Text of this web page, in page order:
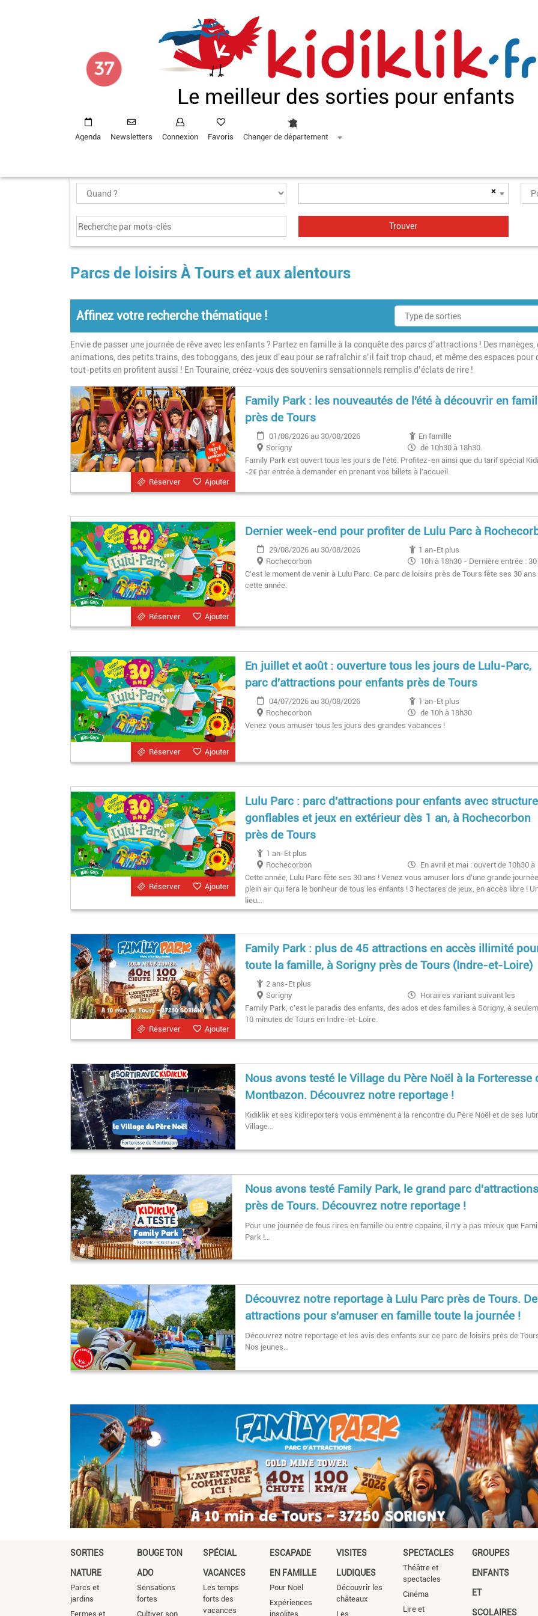
Le meilleur des sorties pour enfants
Agenda Newsletters Connexion Favoris Changer de département
×
Parcs de loisirs À Tours et aux alentours
Affinez votre recherche thématique !
Envie de passer une journée de rêve avec les enfants ? Partez en famille à la conquête des parcs d’attractions ! Des manèges,
animations, des petits trains, des toboggans, des jeux d’eau pour se rafraîchir s’il fait trop chaud, et même des espaces pour
tout-petits en profitent aussi ! En Touraine, créez-vous des souvenirs sensationnels remplis d’éclats de rire !
Ajouter
Réserver
Family Park : les nouveautés de l'été à découvrir en
près de Tours
01/08/2026 au 30/08/2026
En famille
Sorigny
de 10h30 à 18h30.
Family Park est ouvert tous les jours de l'été. Profitez-en ainsi que du tarif spécial
-2€ par entrée à demander en prenant vos billets à l'accueil.
Ajouter
Réserver
Dernier week-end pour profiter de Lulu Parc à
29/08/2026 au 30/08/2026
1 an-Et plus
Rochecorbon
10h à 18h30 - Dernière entrée : 30
min avant la fermeture
C'est le moment de venir à Lulu Parc. Ce parc de loisirs près de Tours fête ses 30 ans
cette année.
Ajouter
Réserver
En juillet et août : ouverture tous les jours de Lulu-Parc,
parc d'attractions pour enfants près de Tours
04/07/2026 au 30/08/2026
1 an-Et plus
Rochecorbon
de 10h à 18h30
Venez vous amuser tous les jours des grandes vacances !
Ajouter
Réserver
Lulu Parc : parc d'attractions pour enfants avec
gonflables et jeux en extérieur dès 1 an, à Rochecorbon
près de Tours
1 an-Et plus
Rochecorbon
En avril et mai : ouvert de 10h30 à
18h les mercredis, WE, ponts et jours
fériés
mercredis et WE
tous les jours
Cette année, Lulu Parc fête ses 30 ans ! Venez vous amuser lors d'une grande
plein air qui fera le bonheur de tous les enfants ! 3 hectares de jeux, en accès libre !
lieu…
Ajouter
Réserver
Family Park : plus de 45 attractions en accès illimité
toute la famille, à Sorigny près de Tours (Indre-et-Loire)
2 ans-Et plus
Sorigny
Horaires variant suivant les
saisons
Family Park, c'est le paradis des enfants, des ados et des familles à Sorigny, à
10 minutes de Tours en Indre-et-Loire.
Nous avons testé le Village du Père Noël à la Forteresse
Montbazon. Découvrez notre reportage !
Kidiklik et ses kidireporters vous emmènent à la rencontre du Père Noël et de ses
Village…
Nous avons testé Family Park, le grand parc
près de Tours. Découvrez notre reportage !
Pour une journée de fous rires en famille ou entre copains, il n'y a pas mieux que
Park !…
Découvrez notre reportage à Lulu Parc près de Tours.
attractions pour s'amuser en famille toute la journée !
Découvrez notre reportage et les avis des enfants sur ce parc de loisirs près de
Nos jeunes…
SORTIES
NATURE
Parcs et
jardins
Fermes et
BOUGE TON
ADO
Sensations
fortes
Cultiver son
SPÉCIAL
VACANCES
Les temps
forts des
vacances
ESCAPADE
EN FAMILLE
Pour Noël
Expériences
insolites
VISITES
LUDIQUES
Découvrir les
châteaux
Les
SPECTACLES
Théâtre et
spectacles
Cinéma
Lire et
GROUPES
ENFANTS
ET
SCOLAIRES